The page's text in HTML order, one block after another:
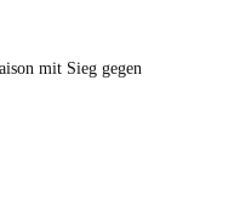
mit Sieg gegen